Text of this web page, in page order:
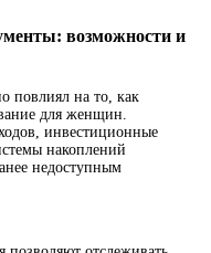
возможности и
повлиял на то, как
для женщин.
инвестиционные
накоплений
недоступным